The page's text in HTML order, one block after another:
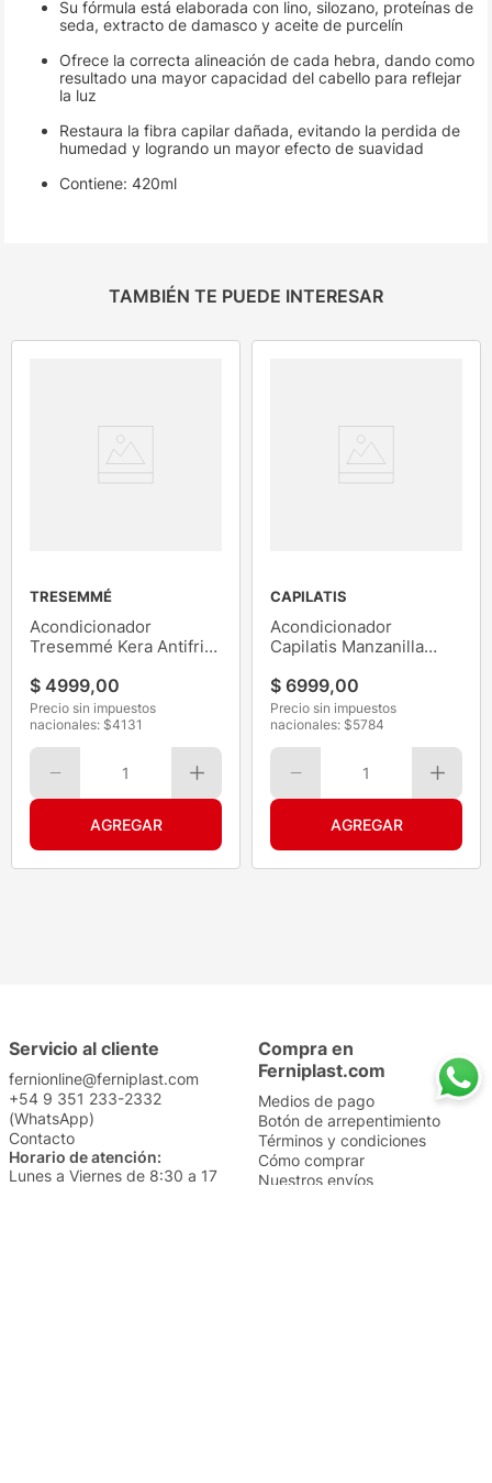
Su fórmula está elaborada con lino, silozano, proteínas de
seda, extracto de damasco y aceite de purcelín
Ofrece la correcta alineación de cada hebra, dando como
resultado una mayor capacidad del cabello para reflejar
la luz
Restaura la fibra capilar dañada, evitando la perdida de
humedad y logrando un mayor efecto de suavidad
Contiene: 420ml
TAMBIÉN TE PUEDE INTERESAR
TRESEMMÉ
Acondicionador
Tresemmé Kera Antifrizz
$ 4999,00
Precio sin impuestos
nacionales: $4131
1
CAPILATIS
Acondicionador
Capilatis Manzanilla
$ 6999,00
Precio sin impuestos
nacionales: $5784
1
Servicio al cliente
fernionline@ferniplast.com
+54 9 351 233-2332
(WhatsApp)
Contacto
Horario de atención:
Lunes a Viernes de 8:30 a 17
Compra en
Ferniplast.com
Medios de pago
Botón de arrepentimiento
Términos y condiciones
Cómo comprar
Nuestros envíos